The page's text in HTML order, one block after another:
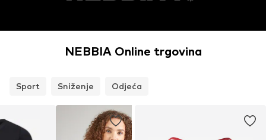
NEBBIA Online trgovina
Sport Sniženje Odjeća